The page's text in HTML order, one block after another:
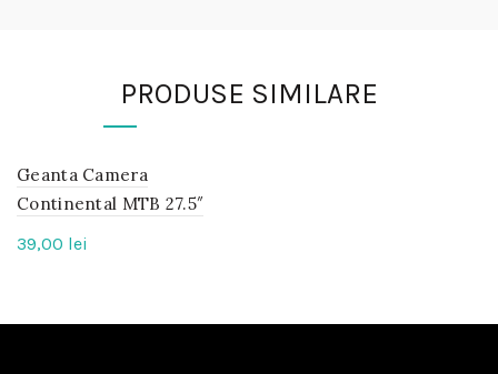
PRODUSE SIMILARE
IN
STOC
Geanta Camera
Continental MTB 27.5″
39,00 lei